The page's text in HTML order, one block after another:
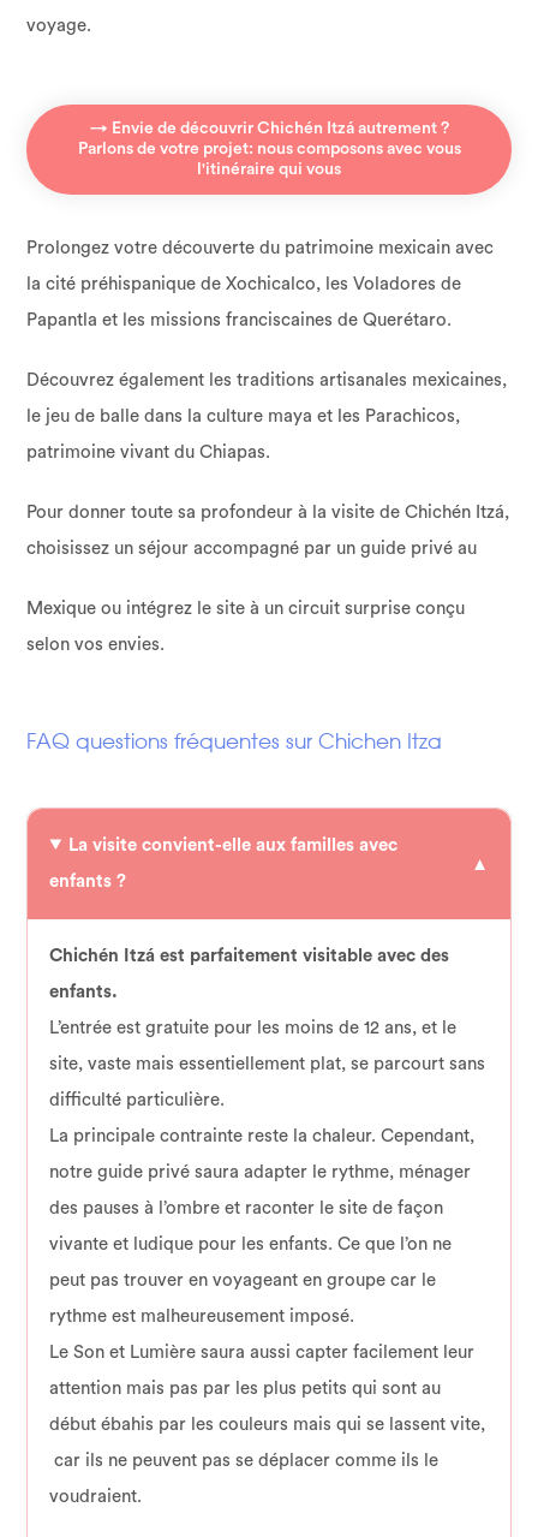
voyage.
→ Envie de découvrir Chichén Itzá autrement ?
Parlons de votre projet: nous composons avec vous
l'itinéraire qui vous
Prolongez votre découverte du patrimoine mexicain avec
la cité préhispanique de Xochicalco, les Voladores de
Papantla et les missions franciscaines de Querétaro.
Découvrez également les traditions artisanales mexicaines,
le jeu de balle dans la culture maya et les Parachicos,
patrimoine vivant du Chiapas.
Pour donner toute sa profondeur à la visite de Chichén Itzá,
choisissez un séjour accompagné par un guide privé au
Mexique ou intégrez le site à un circuit surprise conçu
selon vos envies.
FAQ questions fréquentes sur Chichen Itza
La visite convient-elle aux familles avec
enfants ?
Chichén Itzá est parfaitement visitable avec des
enfants.
L’entrée est gratuite pour les moins de 12 ans, et le
site, vaste mais essentiellement plat, se parcourt sans
difficulté particulière.
La principale contrainte reste la chaleur. Cependant,
notre guide privé saura adapter le rythme, ménager
des pauses à l’ombre et raconter le site de façon
vivante et ludique pour les enfants. Ce que l’on ne
peut pas trouver en voyageant en groupe car le
rythme est malheureusement imposé.
Le Son et Lumière saura aussi capter facilement leur
attention mais pas par les plus petits qui sont au
début ébahis par les couleurs mais qui se lassent vite,
car ils ne peuvent pas se déplacer comme ils le
voudraient.